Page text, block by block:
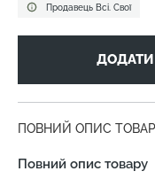
Продавець Всі. Свої
ПОВНИЙ ОПИС
Повний опис товару